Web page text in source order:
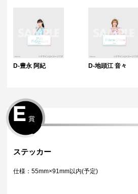
D-豊永 阿紀 D-地頭江 音々
E 賞
ステッカー
仕様：55mm×91mm以内(予定)